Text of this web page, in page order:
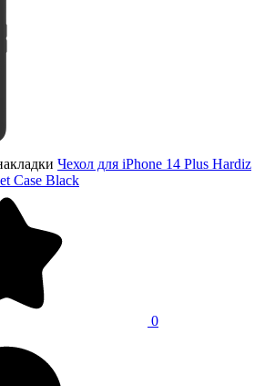
Чехол для iPhone 14 Plus Hardiz
Case Black
0